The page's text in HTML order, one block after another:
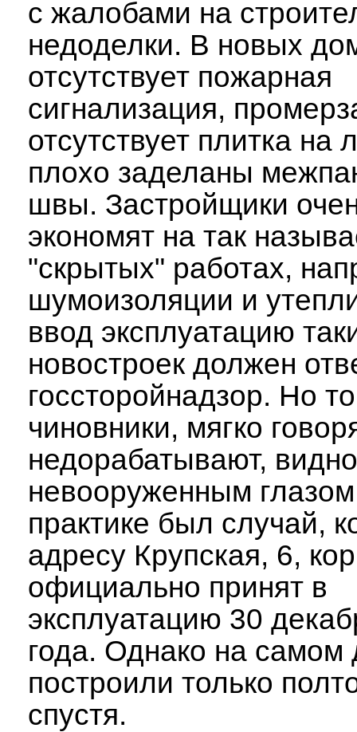
с жалобами на
недоделки. В новых
отсутствует пожарная
сигнализация,
отсутствует плитка на
плохо заделаны
швы. Застройщики
экономят на так
"скрытых" работах,
шумоизоляции и
ввод эксплуатацию
новостроек должен
госсторойнадзор. Но
чиновники, мягко
недорабатывают, видно
невооруженным
практике был случай,
адресу Крупская, 6,
официально принят в
эксплуатацию 30
года. Однако на самом
построили только
спустя.